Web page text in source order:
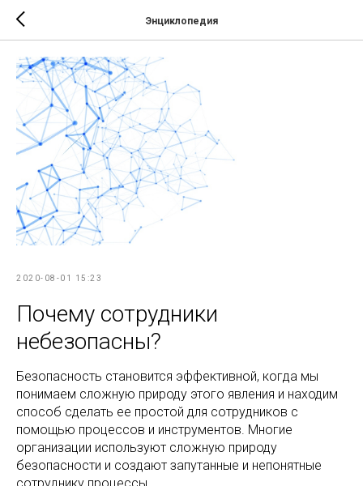
Энциклопедия
2020-08-01 15:23
Почему сотрудники
небезопасны?
Безопасность становится эффективной, когда мы
понимаем сложную природу этого явления и находим
способ сделать ее простой для сотрудников с
помощью процессов и инструментов. Многие
организации используют сложную природу
безопасности и создают запутанные и непонятные